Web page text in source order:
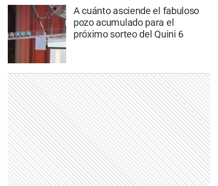
A cuánto asciende el fabuloso
pozo acumulado para el
próximo sorteo del Quini 6